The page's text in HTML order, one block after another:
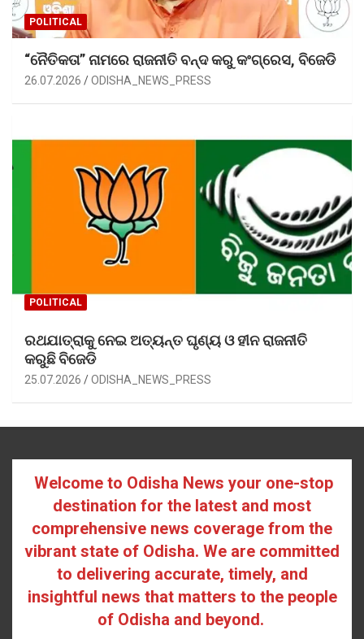
POLITICAL
“ନୈତିକତା” ନାମରେ ରାଜନୀତି ବନ୍ଦ କରୁ କଂଗ୍ରେସ, ବିଜେଡି
26.07.2026 ODISHA_NEWS_PRESS
POLITICAL
ରଥଯାତ୍ରାକୁ ନେଇ ଅତ୍ୟନ୍ତ ଘୃଣ୍ୟ ଓ ହୀନ ରାଜନୀତି
କରୁଛି ବିଜେଡି
25.07.2026 ODISHA_NEWS_PRESS
Welcome to Odisha News your one-stop
destination for the latest and most
comprehensive news coverage from the
vibrant state of Odisha. We are committed
to delivering accurate, timely, and
insightful news that matters to the people
of Odisha and beyond.